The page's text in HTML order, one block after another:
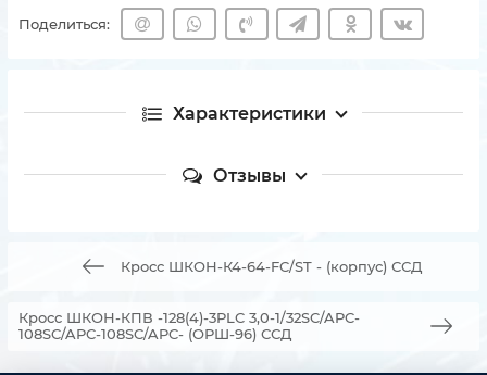
Поделиться:
Характеристики
Отзывы
Кросс ШКОН-К4-64-FC/ST - (корпус) ССД
Кросс ШКОН-КПВ -128(4)-3PLC 3,0-1/32SC/APC-
108SC/APC-108SC/APC- (ОРШ-96) ССД